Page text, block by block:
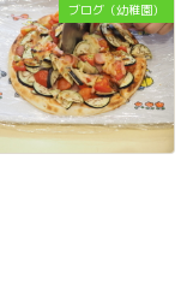
ブログ（幼稚園）